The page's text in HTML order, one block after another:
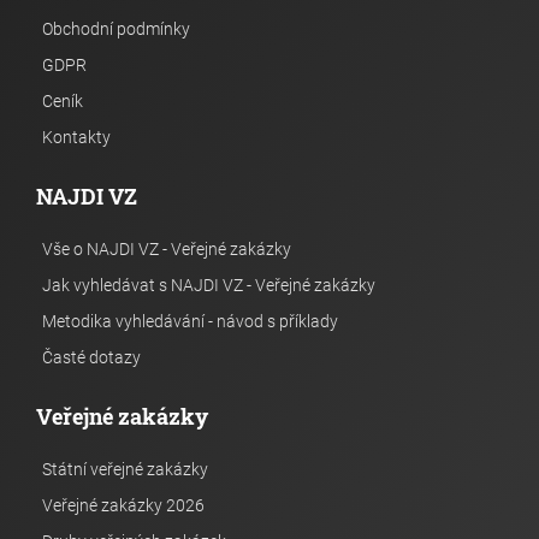
Obchodní podmínky
GDPR
Ceník
Kontakty
NAJDI VZ
Vše o NAJDI VZ - Veřejné zakázky
Jak vyhledávat s NAJDI VZ - Veřejné zakázky
Metodika vyhledávání - návod s příklady
Časté dotazy
Veřejné zakázky
Státní veřejné zakázky
Veřejné zakázky 2026